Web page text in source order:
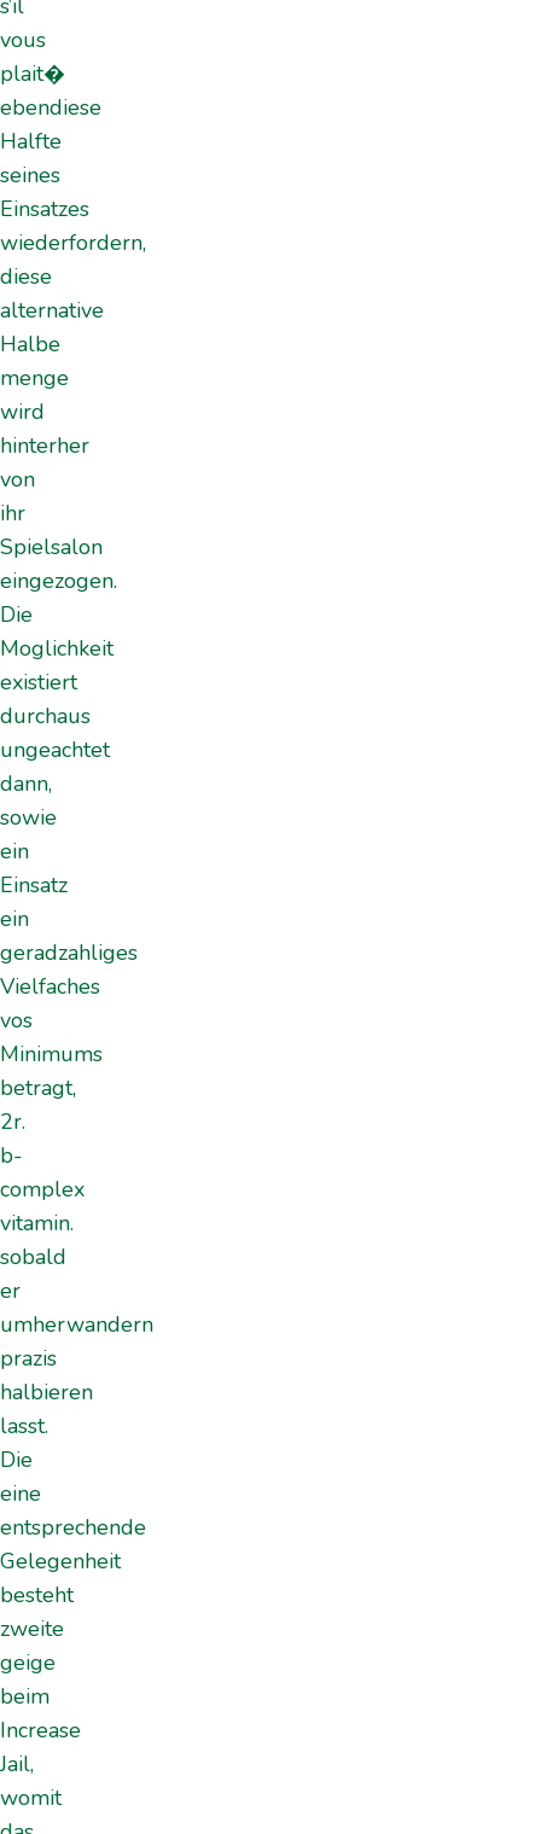
s’il
vous
plait�
ebendiese
Halfte
seines
Einsatzes
wiederfordern,
diese
alternative
Halbe
menge
wird
hinterher
von
ihr
Spielsalon
eingezogen.
Die
Moglichkeit
existiert
durchaus
ungeachtet
dann,
sowie
ein
Einsatz
ein
geradzahliges
Vielfaches
vos
Minimums
betragt,
2r.
b-
complex
vitamin.
sobald
er
umherwandern
prazis
halbieren
lasst.
Die
eine
entsprechende
Gelegenheit
besteht
zweite
geige
beim
Increase
Jail,
womit